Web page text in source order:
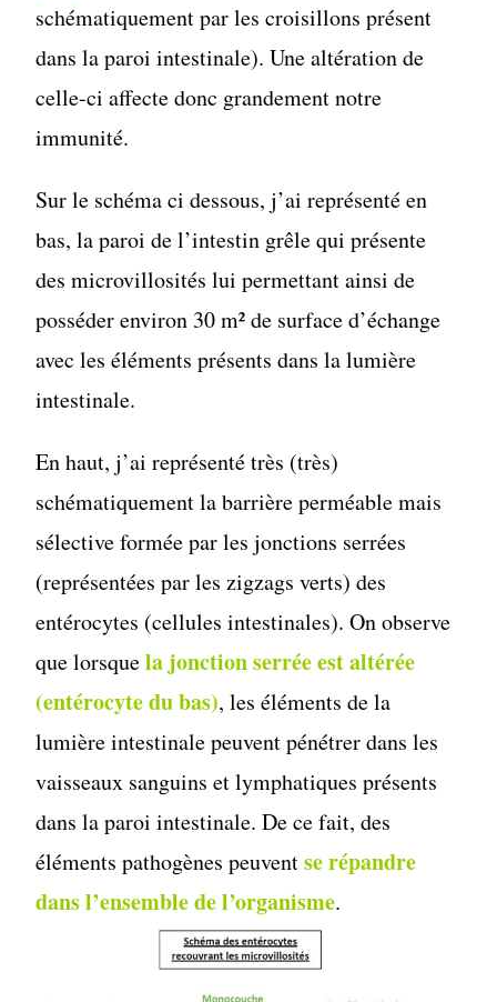
schématiquement par les croisillons présent
dans la paroi intestinale). Une altération de
celle-ci affecte donc grandement notre
immunité.
Sur le schéma ci dessous, j’ai représenté en
bas, la paroi de l’intestin grêle qui présente
des microvillosités lui permettant ainsi de
posséder environ 30 m² de surface d’échange
avec les éléments présents dans la lumière
intestinale.
En haut, j’ai représenté très (très)
schématiquement la barrière perméable mais
sélective formée par les jonctions serrées
(représentées par les zigzags verts) des
entérocytes (cellules intestinales). On observe
que lorsquela jonction serrée est altérée
(entérocyte du bas), les éléments de la
lumière intestinale peuvent pénétrer dans les
vaisseaux sanguins et lymphatiques présents
dans la paroi intestinale. De ce fait, des
éléments pathogènes peuventse répandre
dans l’ensemble de l’organisme.